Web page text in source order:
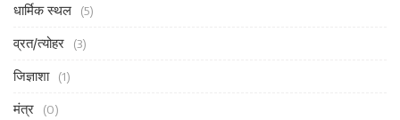
धार्मिक स्थल (5)
व्रत/त्योहर (3)
जिज्ञाशा (1)
मंत्र (0)